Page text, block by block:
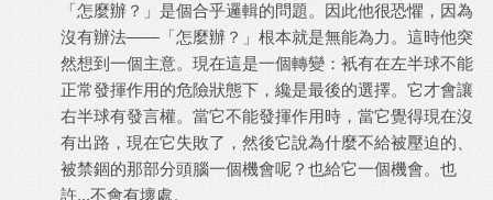
「怎麼辦？」是個合乎邏輯的問題。因此他很恐懼，因為
沒有辦法——「怎麼辦？」根本就是無能為力。這時他突
然想到一個主意。現在這是一個轉變：衹有在左半球不能
正常發揮作用的危險狀態下，纔是最後的選擇。它才會讓
右半球有發言權。當它不能發揮作用時，當它覺得現在沒
有出路，現在它失敗了，然後它說為什麼不給被壓迫的、
被禁錮的那部分頭腦一個機會呢？也給它一個機會。也
許...不會有壞處。